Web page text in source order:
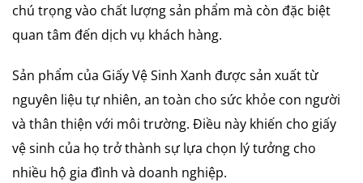
chú trọng vào chất lượng sản phẩm mà còn đặc biệt
quan tâm đến dịch vụ khách hàng.
Sản phẩm của Giấy Vệ Sinh Xanh được sản xuất từ
nguyên liệu tự nhiên, an toàn cho sức khỏe con người
và thân thiện với môi trường. Điều này khiến cho giấy
vệ sinh của họ trở thành sự lựa chọn lý tưởng cho
nhiều hộ gia đình và doanh nghiệp.